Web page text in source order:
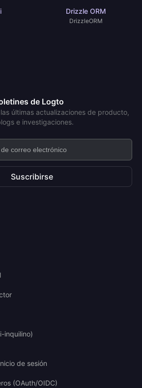
Drizzle ORM
DrizzleORM
de Logto
últimas actualizaciones de producto,
e investigaciones.
Suscribirse
inquilino)
de sesión
(OAuth/OIDC)